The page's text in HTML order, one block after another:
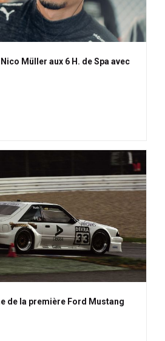
Müller aux 6 H. de Spa avec
de la première Ford Mustang